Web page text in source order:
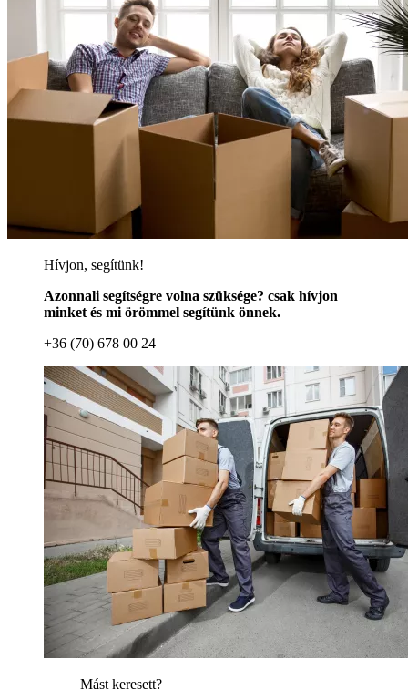
Hívjon, segítünk!
Azonnali segítségre volna szüksége? csak hívjon
minket és mi örömmel segítünk önnek.
+36 (70) 678 00 24
Mást keresett?